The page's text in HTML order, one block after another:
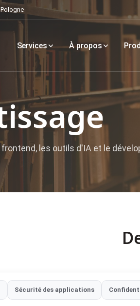
Services À propos
les outils d'IA et le
Sécurité des applications